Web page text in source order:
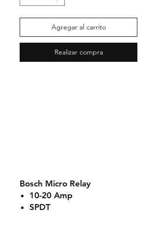
Agregar al carrito
Realizar compra
Bosch Micro Relay
10-20 Amp
SPDT